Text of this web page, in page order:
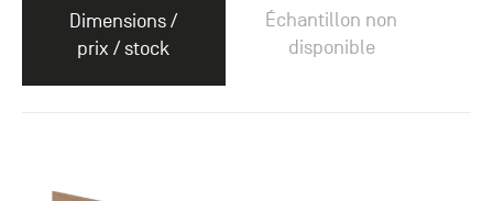
Dimensions /
prix / stock
Échantillon non
disponible